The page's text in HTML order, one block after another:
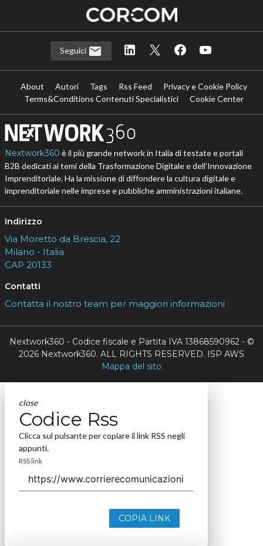
Seguici
About Autori Tags Rss Feed
Privacy e Cookie Policy
Terms&Conditions Contenuti Specialistici
Cookie Center
Nextwork360 è il più grande network in Italia di testate e portali
B2B dedicati ai temi della Trasformazione Digitale e dell’Innovazione
Imprenditoriale. Ha la missione di diffondere la cultura digitale e
imprenditoriale nelle imprese e pubbliche amministrazioni italiane.
Indirizzo
Via Moretto da Brescia, 22
Milano - Italia
CAP 20133
Contatti
Contatta il nostro team per maggiori informazioni
Nextwork360 - Codice fiscale e Partita IVA 13868590962 - ©
2026 Nextwork360. ALL RIGHTS RESERVED. ISP AWS
Mappa del sito
close
Codice Rss
Clicca sul pulsante per copiare il link RSS negli
appunti.
RSS link
COPIA LINK